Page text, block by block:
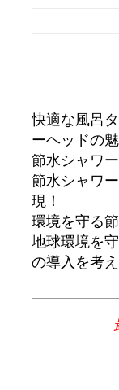
快適な風呂
ーヘッドの
節水シャワ
節水シャワ
現！
環境を守る
地球環境を
の導入を考